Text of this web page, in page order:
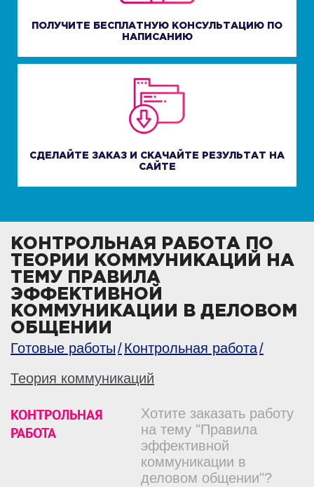
ПОЛУЧИТЕ БЕСПЛАТНУЮ КОНСУЛЬТАЦИЮ ПО
НАПИСАНИЮ
СДЕЛАЙТЕ ЗАКАЗ И СКАЧАЙТЕ РЕЗУЛЬТАТ НА
САЙТЕ
КОНТРОЛЬНАЯ РАБОТА ПО
ТЕОРИИ КОММУНИКАЦИЙ НА
ТЕМУ ПРАВИЛА
ЭФФЕКТИВНОЙ
КОММУНИКАЦИИ В ДЕЛОВОМ
ОБЩЕНИИ
Готовые работы
Контрольная работа
Теория коммуникаций
КОНТРОЛЬНАЯ
РАБОТА
Хотите заказать работу
на тему "Правила
эффективной
коммуникации в
деловом общении"?